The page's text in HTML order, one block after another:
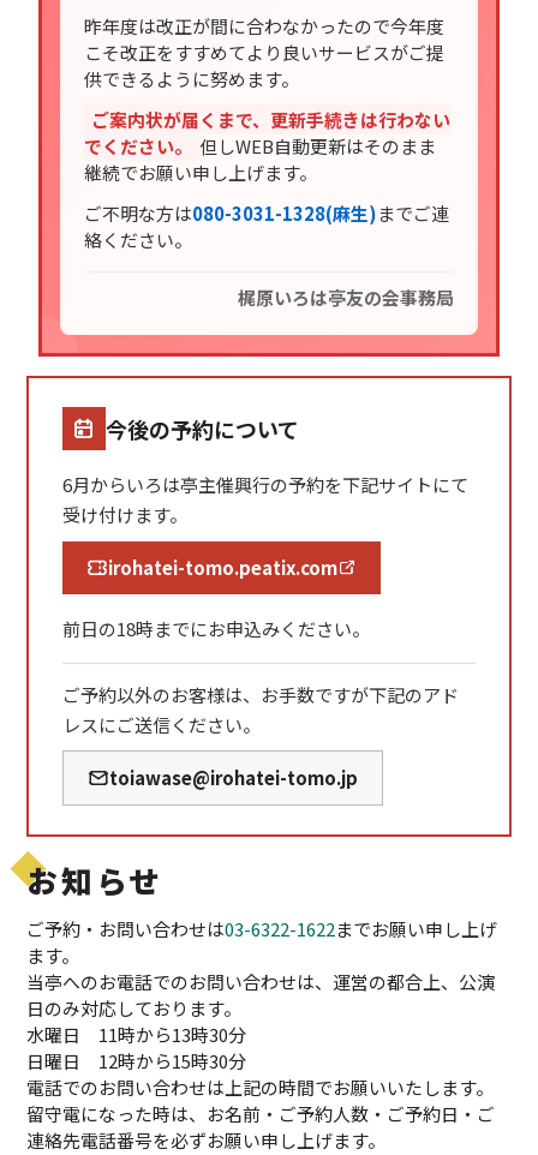
昨年度は改正が間に合わなかったので今年度
こそ改正をすすめてより良いサービスがご提
供できるように努めます。
ご案内状が届くまで、更新手続きは行わない
でください。
但しWEB自動更新はそのまま
継続でお願い申し上げます。
ご不明な方は080-3031-1328(麻生)までご連
絡ください。
梶原いろは亭友の会事務局
今後の予約について
6月からいろは亭主催興行の予約を下記サイトにて
受け付けます。
irohatei-tomo.peatix.com
前日の18時までにお申込みください。
ご予約以外のお客様は、お手数ですが下記のアド
レスにご送信ください。
toiawase@irohatei-tomo.jp
お知らせ
ご予約・お問い合わせは03-6322-1622までお願い申し上げ
ます。
当亭へのお電話でのお問い合わせは、運営の都合上、公演
日のみ対応しております。
水曜日 11時から13時30分
日曜日 12時から15時30分
電話でのお問い合わせは上記の時間でお願いいたします。
留守電になった時は、お名前・ご予約人数・ご予約日・ご
連絡先電話番号を必ずお願い申し上げます。